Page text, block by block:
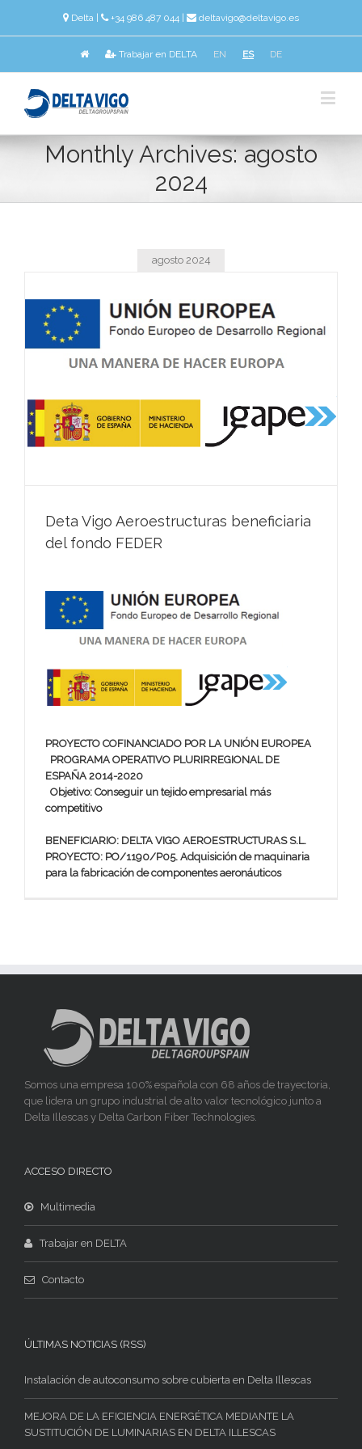
Delta +34 986 487 044 | deltavigo@deltavigo.es
Trabajar en DELTA EN ES DE
Monthly Archives:agosto
2024
agosto 2024
Deta Vigo Aeroestructuras beneficiaria
del fondo FEDER
PROYECTO COFINANCIADO POR LA UNIÓN EUROPEA
PROGRAMA OPERATIVO PLURIRREGIONAL DE
ESPAÑA 2014-2020
Objetivo: Conseguir un tejido empresarial más
competitivo
BENEFICIARIO: DELTA VIGO AEROESTRUCTURAS S.L.
PROYECTO: PO/1190/P05. Adquisición de maquinaria
para la fabricación de componentes aeronáuticos
Somos una empresa 100% española con 68 años de trayectoria,
que lidera un grupo industrial de alto valor tecnológico junto a
Delta Illescas y Delta Carbon Fiber Technologies.
ACCESO DIRECTO
Multimedia
Trabajar en DELTA
Contacto
ÚLTIMAS NOTICIAS (RSS)
Instalación de autoconsumo sobre cubierta en Delta Illescas
MEJORA DE LA EFICIENCIA ENERGÉTICA MEDIANTE LA
SUSTITUCIÓN DE LUMINARIAS EN DELTA ILLESCAS